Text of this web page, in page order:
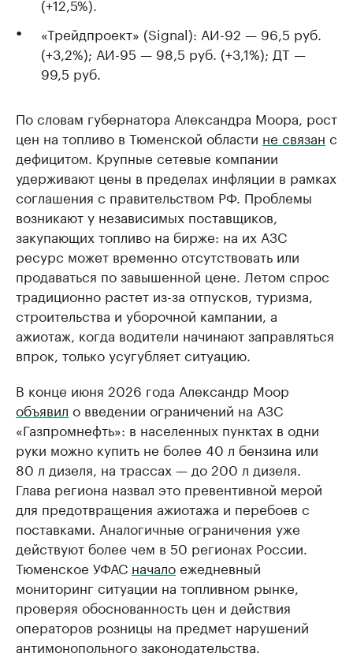
«Трейдпроект» (Signal): АИ-92 — 96,5 руб.
(+3,2%); АИ-95 — 98,5 руб. (+3,1%); ДТ —
99,5 руб.
По словам губернатора Александра Моора, рост
цен на топливо в Тюменской области не связан с
дефицитом. Крупные сетевые компании
удерживают цены в пределах инфляции в рамках
соглашения с правительством РФ. Проблемы
возникают у независимых поставщиков,
закупающих топливо на бирже: на их АЗС
ресурс может временно отсутствовать или
продаваться по завышенной цене. Летом спрос
традиционно растет из-за отпусков, туризма,
строительства и уборочной кампании, а
ажиотаж, когда водители начинают заправляться
впрок, только усугубляет ситуацию.
В конце июня 2026 года Александр Моор
объявил о введении ограничений на АЗС
«Газпромнефть»: в населенных пунктах в одни
руки можно купить не более 40 л бензина или
80 л дизеля, на трассах — до 200 л дизеля.
Глава региона назвал это превентивной мерой
для предотвращения ажиотажа и перебоев с
поставками. Аналогичные ограничения уже
действуют более чем в 50 регионах России.
Тюменское УФАС началоежедневный
мониторинг ситуации на топливном рынке,
проверяя обоснованность цен и действия
операторов розницы на предмет нарушений
антимонопольного законодательства.